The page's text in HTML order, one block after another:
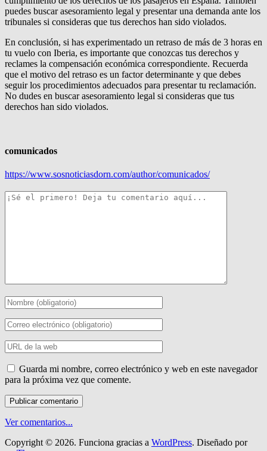
puedes buscar asesoramiento legal y presentar una demanda ante los
tribunales si consideras que tus derechos han sido violados.
En conclusión, si has experimentado un retraso de más de 3 horas en
tu vuelo con Iberia, es importante que conozcas tus derechos y
reclames la compensación económica correspondiente. Recuerda
que el motivo del retraso es un factor determinante y que debes
seguir los procedimientos adecuados para presentar tu reclamación.
No dudes en buscar asesoramiento legal si consideras que tus
derechos han sido violados.
comunicados
https://www.sosnoticiasdorn.com/author/comunicados/
Guarda mi nombre, correo electrónico y web en este navegador
para la próxima vez que comente.
Ver comentarios...
Copyright © 2026. Funciona gracias a WordPress. Diseñado por